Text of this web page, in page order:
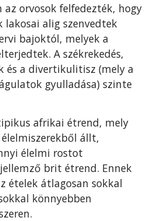
az orvosok felfedezték, hogy
alig szenvedtek
bajoktól, melyek a
A székrekedés,
és a divertikulitisz (mely a
gyulladása) szinte
afrikai étrend, mely
állt,
élelmi rostot
brit étrend. Ennek
ételek átlagosan sokkal
könnyebben